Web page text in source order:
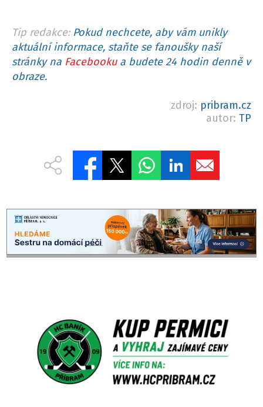
Tip redakce: Pokud nechcete, aby vám unikly
aktuální informace, staňte se fanoušky naší
stránky na Facebookua budete 24 hodin denně v
obraze.
zdroj: pribram.cz
autor: TP